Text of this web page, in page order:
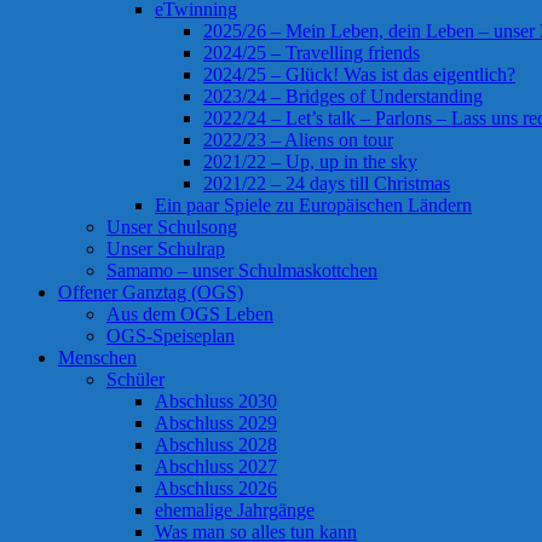
eTwinning
2025/26 – Mein Leben, dein Leben – unser
2024/25 – Travelling friends
2024/25 – Glück! Was ist das eigentlich?
2023/24 – Bridges of Understanding
2022/24 – Let’s talk – Parlons – Lass uns
2022/23 – Aliens on tour
2021/22 – Up, up in the sky
2021/22 – 24 days till Christmas
Ein paar Spiele zu Europäischen Ländern
Unser Schulsong
Unser Schulrap
Samamo – unser Schulmaskottchen
Offener Ganztag (OGS)
Aus dem OGS Leben
OGS-Speiseplan
Menschen
Schüler
Abschluss 2030
Abschluss 2029
Abschluss 2028
Abschluss 2027
Abschluss 2026
ehemalige Jahrgänge
Was man so alles tun kann